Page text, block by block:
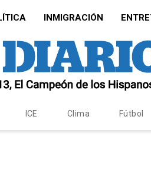
INMIGRACIÓN
ICE Clima Fútbol